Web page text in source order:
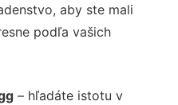
aby ste mali
podľa vašich
– hľadáte istotu v